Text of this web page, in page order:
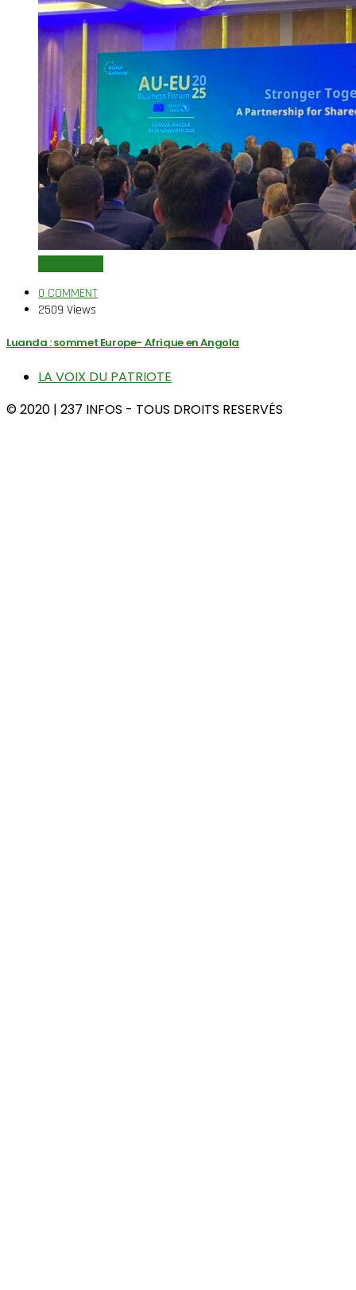
0 COMMENT
2509 Views
Luanda : sommet Europe- Afrique en Angola
LA VOIX DU PATRIOTE
© 2020 | 237 INFOS - TOUS DROITS RESERVÉS